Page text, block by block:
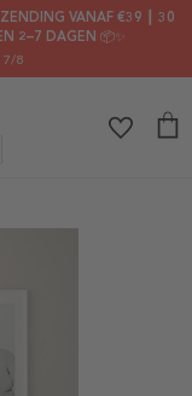
VANAF €39 ┃ 30
2–7 DAGEN 📦✨
7/8